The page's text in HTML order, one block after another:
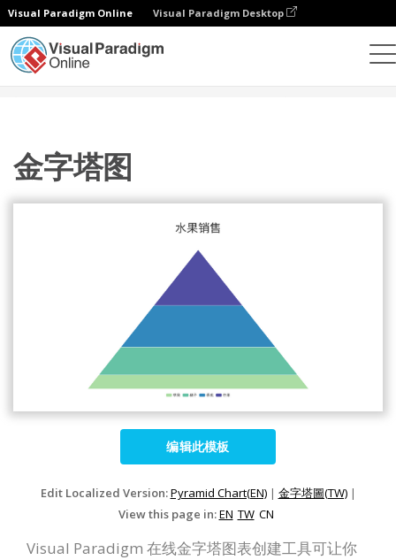
Visual Paradigm Online Visual Paradigm Desktop
金字塔图
编辑此模板
Edit Localized Version:Pyramid Chart(EN)| 金字塔圖(TW)|
View this page in:EN TW CN
Visual Paradigm 在线金字塔图表创建工具可让你